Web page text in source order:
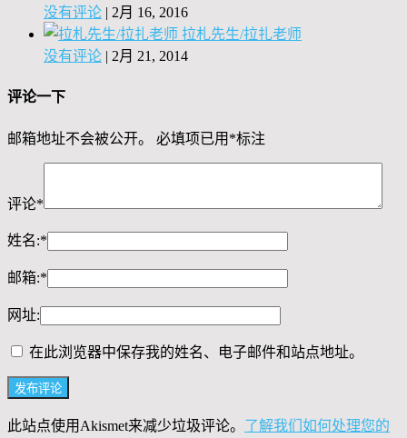
没有评论 | 2月 16, 2016
拉札先生/拉扎老师
没有评论 | 2月 21, 2014
评论一下
邮箱地址不会被公开。 必填项已用 *标注
评论*
姓名:*
邮箱:*
网址:
在此浏览器中保存我的姓名、电子邮件和站点地址。
此站点使用Akismet来减少垃圾评论。 了解我们如何处理您的